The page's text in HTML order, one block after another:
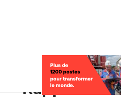
Sélectionner une page
Rapport